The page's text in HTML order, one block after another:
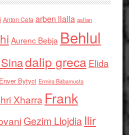
Anton Cefa arben llalla asllan
Aurenc Bebja Behlul
dalip grecaElida
Enver Bytyci Ermira Babamusta
Xharra Frank
Gezim Llojdia Ilir